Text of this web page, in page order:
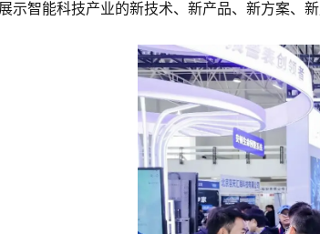
示智能科技产业的新技术、新产品、新方案、